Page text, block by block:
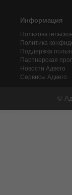
Информация
Политика
Поддержка
Партнерская
Новости Адвего
Сервисы Адвего
©